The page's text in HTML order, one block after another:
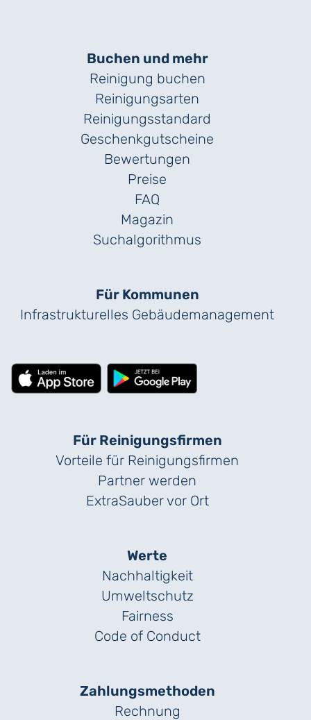
Buchen und mehr
Reinigung buchen
Reinigungsarten
Reinigungs­standard
Geschenk­gutscheine
Bewertungen
Preise
FAQ
Magazin
Suchalgorithmus
Für Kommunen
Infrastrukturelles Gebäude­management
Für Reinigungs­firmen
Vorteile für Reinigungs­firmen
Partner werden
ExtraSauber vor Ort
Werte
Nachhaltigkeit
Umweltschutz
Fairness
Code of Conduct
Zahlungs­methoden
Rechnung